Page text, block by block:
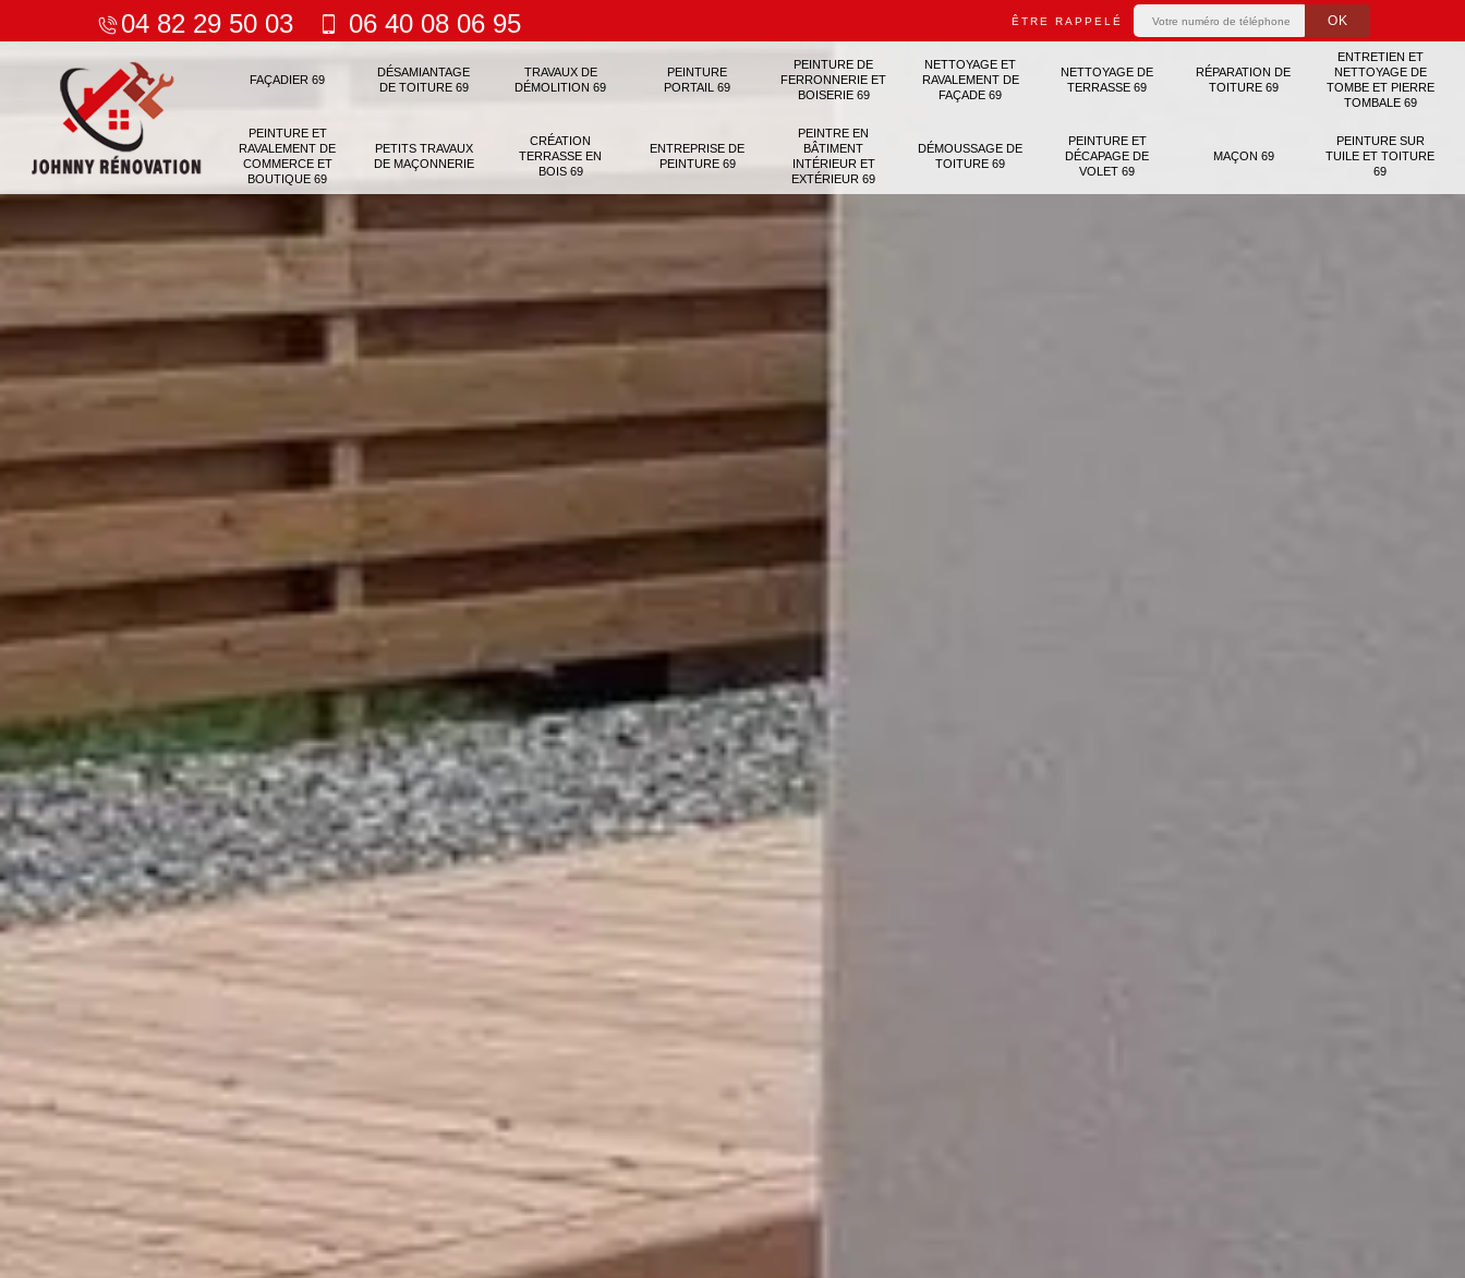
04 82 29 50 03 06 40 08 06 95 ÊTRE RAPPELÉ
FAÇADIER 69
DÉSAMIANTAGE
DE TOITURE 69
TRAVAUX DE
DÉMOLITION 69
PEINTURE
PORTAIL 69
PEINTURE DE
FERRONNERIE ET
BOISERIE 69
NETTOYAGE ET
RAVALEMENT DE
FAÇADE 69
NETTOYAGE DE
TERRASSE 69
RÉPARATION DE
TOITURE 69
ENTRETIEN ET
NETTOYAGE DE
TOMBE ET PIERRE
TOMBALE 69
PEINTURE ET
RAVALEMENT DE
COMMERCE ET
BOUTIQUE 69
PETITS TRAVAUX
DE MAÇONNERIE
CRÉATION
TERRASSE EN
BOIS 69
ENTREPRISE DE
PEINTURE 69
PEINTRE EN
BÂTIMENT
INTÉRIEUR ET
EXTÉRIEUR 69
DÉMOUSSAGE DE
TOITURE 69
PEINTURE ET
DÉCAPAGE DE
VOLET 69
MAÇON 69
PEINTURE SUR
TUILE ET TOITURE
69